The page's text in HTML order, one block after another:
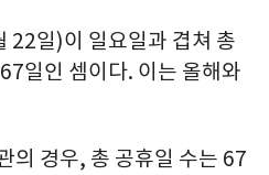
22일)이 일요일과 겹쳐 총
일인 셈이다. 이는 올해와
의 경우, 총 공휴일 수는 67